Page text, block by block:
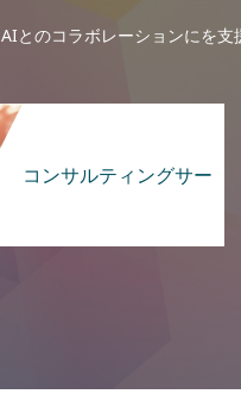
AIとのコラボレーションにを支
コンサルティングサー